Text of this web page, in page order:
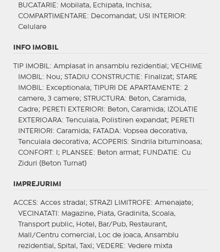
BUCATARIE : Mobilata, Echipata, Inchisa;
COMPARTIMENTARE : Decomandat; USI INTERIOR:
Celulare
INFO IMOBIL
TIP IMOBIL : Amplasat in ansamblu rezidential; VECHIME
IMOBIL : Nou; STADIU CONSTRUCTIE : Finalizat; STARE
IMOBIL : Exceptionala; TIPURI DE APARTAMENTE : 2
camere, 3 camere; STRUCTURA: Beton, Caramida,
Cadre; PERETI EXTERIORI : Beton, Caramida;
IZOLATIE
EXTERIOARA: Tencuiala, Polistiren expandat; PERETI
INTERIORI : Caramida; FATADA: Vopsea decorativa,
Tencuiala decorativa; ACOPERIS: Sindrila bituminoasa;
CONFORT : I; PLANSEE : Beton armat; FUNDATIE : Cu
Ziduri (Beton Turnat)
IMPREJURIMI
ACCES: Acces stradal; STRAZI LIMITROFE : Amenajate;
VECINATATI : Magazine, Piata, Gradinita, Scoala,
Transport public, Hotel, Bar/Pub, Restaurant,
Mall/Centru comercial, Loc de joaca, Ansamblu
rezidential, Spital, Taxi; VEDERE : Vedere mixta